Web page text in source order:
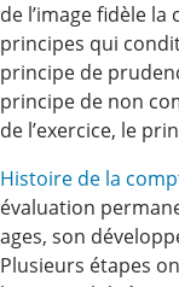
de l’image fidèle
principes qui
principe de
principe de non
de l’exercice, le
Histoire de la
évaluation
ages, son
Plusieurs étapes